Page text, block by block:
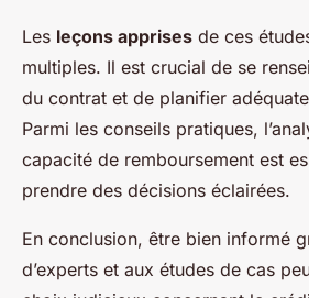
Les leçons apprises de ces
multiples. Il est crucial de se
du contrat et de planifier
Parmi les conseils pratiques,
capacité de remboursement est
prendre des décisions éclairées.
En conclusion, être bien informé
d’experts et aux études de cas